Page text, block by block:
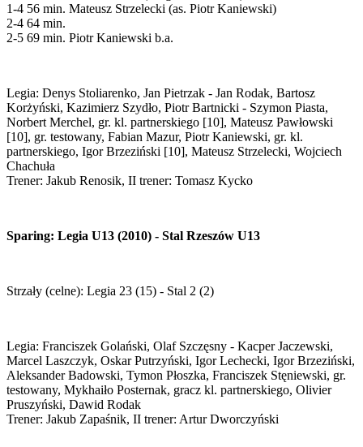
1-4 56 min. Mateusz Strzelecki (as. Piotr Kaniewski)
2-4 64 min.
2-5 69 min. Piotr Kaniewski b.a.
Legia: Denys Stoliarenko, Jan Pietrzak - Jan Rodak, Bartosz
Korżyński, Kazimierz Szydło, Piotr Bartnicki - Szymon Piasta,
Norbert Merchel, gr. kl. partnerskiego [10], Mateusz Pawłowski
[10], gr. testowany, Fabian Mazur, Piotr Kaniewski, gr. kl.
partnerskiego, Igor Brzeziński [10], Mateusz Strzelecki, Wojciech
Chachuła
Trener: Jakub Renosik, II trener: Tomasz Kycko
Sparing: Legia U13 (2010) - Stal Rzeszów U13
Strzały (celne): Legia 23 (15) - Stal 2 (2)
Legia: Franciszek Golański, Olaf Szczęsny - Kacper Jaczewski,
Marcel Laszczyk, Oskar Putrzyński, Igor Lechecki, Igor Brzeziński,
Aleksander Badowski, Tymon Płoszka, Franciszek Stęniewski, gr.
testowany, Mykhaiło Posternak, gracz kl. partnerskiego, Olivier
Pruszyński, Dawid Rodak
Trener: Jakub Zapaśnik, II trener: Artur Dworczyński